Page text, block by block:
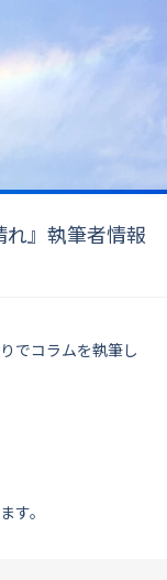
』執筆者情報
でコラムを執筆し
す。